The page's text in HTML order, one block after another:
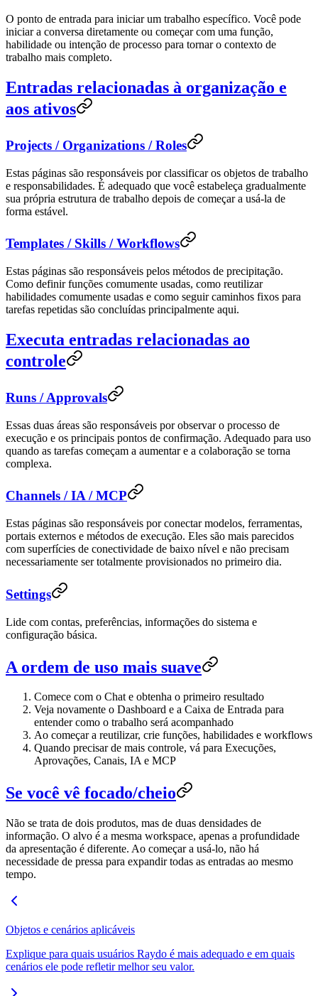
O ponto de entrada para iniciar um trabalho específico. Você pode
iniciar a conversa diretamente ou começar com uma função,
habilidade ou intenção de processo para tornar o contexto de
trabalho mais completo.
Entradas relacionadas à organização e
aos ativos
Projects / Organizations / Roles
Estas páginas são responsáveis ​​por classificar os objetos de trabalho
e responsabilidades. É adequado que você estabeleça gradualmente
sua própria estrutura de trabalho depois de começar a usá-la de
forma estável.
Templates / Skills / Workflows
Estas páginas são responsáveis ​​pelos métodos de precipitação.
Como definir funções comumente usadas, como reutilizar
habilidades comumente usadas e como seguir caminhos fixos para
tarefas repetidas são concluídas principalmente aqui.
Executa entradas relacionadas ao
controle
Runs / Approvals
Essas duas áreas são responsáveis ​​por observar o processo de
execução e os principais pontos de confirmação. Adequado para uso
quando as tarefas começam a aumentar e a colaboração se torna
complexa.
Channels / IA / MCP
Estas páginas são responsáveis ​​por conectar modelos, ferramentas,
portais externos e métodos de execução. Eles são mais parecidos
com superfícies de conectividade de baixo nível e não precisam
necessariamente ser totalmente provisionados no primeiro dia.
Settings
Lide com contas, preferências, informações do sistema e
configuração básica.
A ordem de uso mais suave
Comece com o Chat e obtenha o primeiro resultado
Veja novamente o Dashboard e a Caixa de Entrada para
entender como o trabalho será acompanhado
Ao começar a reutilizar, crie funções, habilidades e workflows
Quando precisar de mais controle, vá para Execuções,
Aprovações, Canais, IA e MCP
Se você vê focado/cheio
Não se trata de dois produtos, mas de duas densidades de
informação. O alvo é a mesma workspace, apenas a profundidade
da apresentação é diferente. Ao começar a usá-lo, não há
necessidade de pressa para expandir todas as entradas ao mesmo
tempo.
Objetos e cenários aplicáveis
Explique para quais usuários Raydo é mais adequado e em quais
cenários ele pode refletir melhor seu valor.